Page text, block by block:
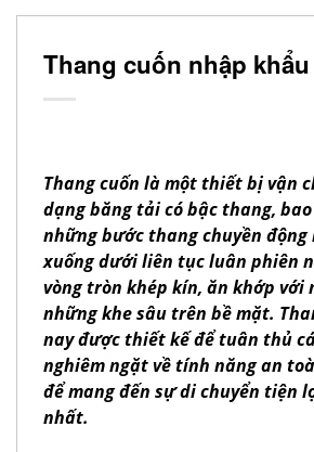
Thang cuốn nhập khẩu
Thang cuốn là một thiết bị vận
dạng băng tải có bậc thang,
những bước thang chuyền
xuống dưới liên tục luân phiên
vòng tròn khép kín, ăn khớp với
những khe sâu trên bề mặt.
nay được thiết kế để tuân thủ
nghiêm ngặt về tính năng an
để mang đến sự di chuyển tiện
nhất.